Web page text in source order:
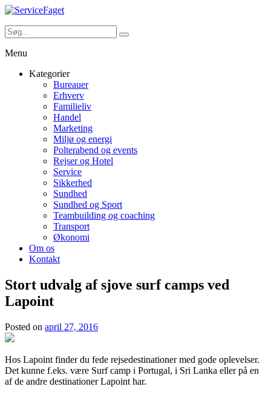
Menu
Kategorier
Bureauer
Erhverv
Familieliv
Handel
Marketing
Miljø og energi
Polterabend og events
Rejser og Hotel
Service
Sikkerhed
Sundhed
Sundhed og Sport
Teambuilding og coaching
Transport
Økonomi
Om os
Kontakt
Stort udvalg af sjove surf camps ved
Lapoint
Posted on april 27, 2016
Hos Lapoint finder du fede rejsedestinationer med gode oplevelser.
Det kunne f.eks. være Surf camp i Portugal, i Sri Lanka eller på en
af de andre destinationer Lapoint har.